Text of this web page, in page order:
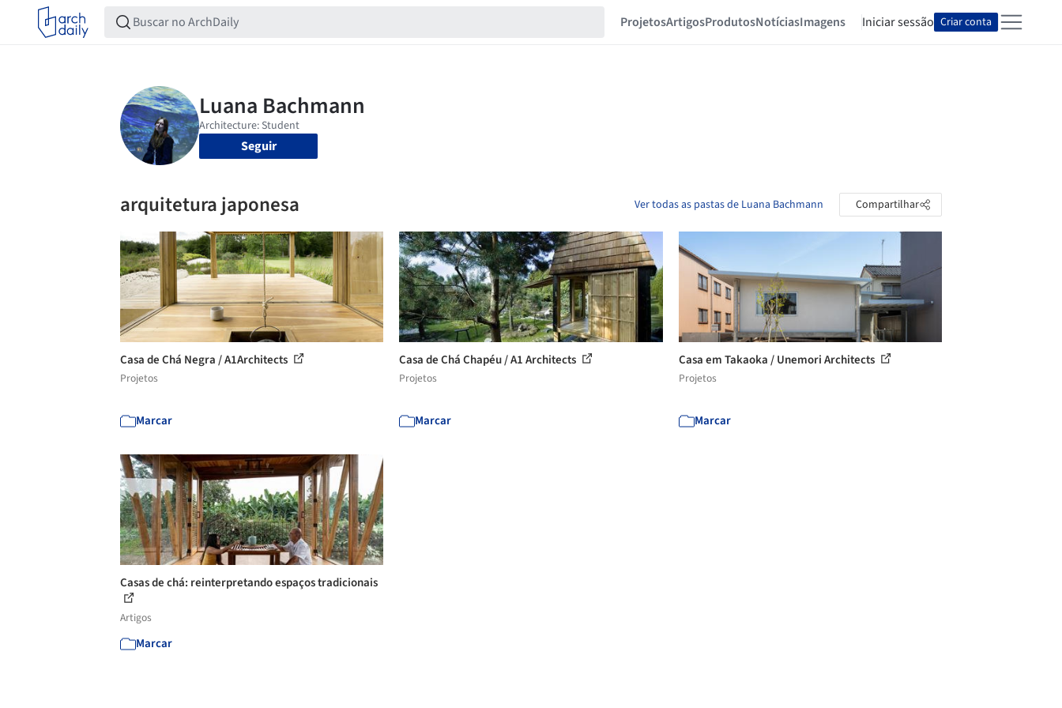
ProjetosArtigosProdutosNotíciasImagens Iniciar sessão Criar conta
Seguir
arquitetura japonesa Ver todas as pastas de Luana Bachmann Compartilhar
Casa de Chá Negra / A1Architects
Projetos
Marcar
Casa de Chá Chapéu / A1 Architects
Projetos
Marcar
Casa em Takaoka / Unemori Architects
Projetos
Marcar
Casas de chá: reinterpretando espaços tradicionais
Artigos
Marcar